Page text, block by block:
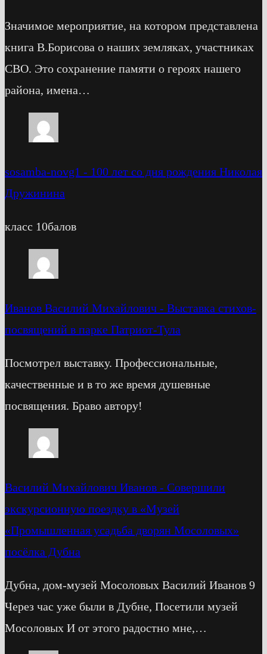
Значимое мероприятие, на котором представлена
книга В.Борисова о наших земляках, участниках
СВО. Это сохранение памяти о героях нашего
района, имена…
sosamba-novg1 - 100 лет со дня рождения Николая
Дружинина
класс 10балов
Иванов Василий Михайлович - Выставка стихов-
посвящений в парке Патриот-Тула
Посмотрел выставку. Профессиональные,
качественные и в то же время душевные
посвящения. Браво автору!
Василий Михайлович Иванов - Cовершили
экскурсионную поездку в «Музей
«Промышленная усадьба дворян Мосоловых»
посёлка Дубна
Дубна, дом-музей Мосоловых Василий Иванов 9
Через час уже были в Дубне, Посетили музей
Мосоловых И от этого радостно мне,…